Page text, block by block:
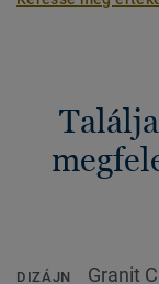
DIZÁJN Granit